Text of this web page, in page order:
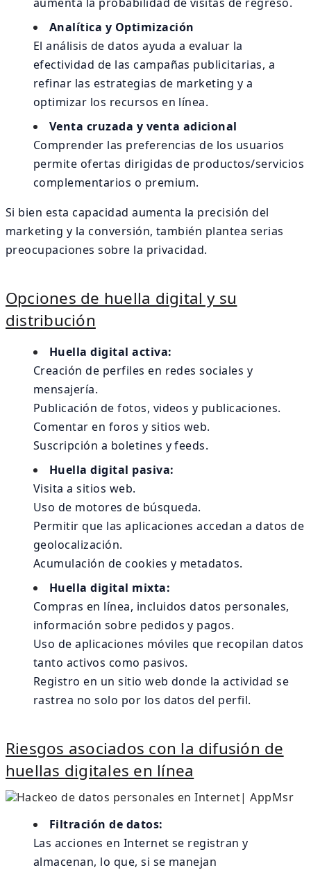
Analítica y Optimización
El análisis de datos ayuda a evaluar la
efectividad de las campañas publicitarias, a
refinar las estrategias de marketing y a
optimizar los recursos en línea.
Venta cruzada y venta adicional
Comprender las preferencias de los usuarios
permite ofertas dirigidas de productos/servicios
complementarios o premium.
Si bien esta capacidad aumenta la precisión del
marketing y la conversión, también plantea serias
preocupaciones sobre la privacidad.
Opciones de huella digital y su
distribución
Huella digital activa:
Creación de perfiles en redes sociales y
mensajería.
Publicación de fotos, videos y publicaciones.
Comentar en foros y sitios web.
Suscripción a boletines y feeds.
Huella digital pasiva:
Visita a sitios web.
Uso de motores de búsqueda.
Permitir que las aplicaciones accedan a datos de
geolocalización.
Acumulación de cookies y metadatos.
Huella digital mixta:
Compras en línea, incluidos datos personales,
información sobre pedidos y pagos.
Uso de aplicaciones móviles que recopilan datos
tanto activos como pasivos.
Registro en un sitio web donde la actividad se
rastrea no solo por los datos del perfil.
Riesgos asociados con la difusión de
huellas digitales en línea
Filtración de datos:
Las acciones en Internet se registran y
almacenan, lo que, si se manejan